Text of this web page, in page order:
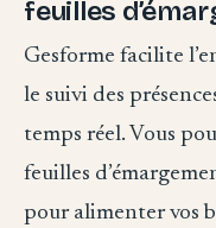
feuilles
Gesforme facilite
le suivi des
temps réel. Vous
feuilles
pour alimenter vos